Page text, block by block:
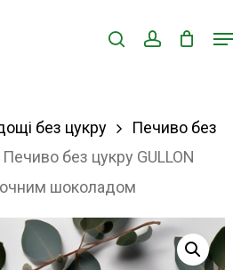
searchaccount
без цукру
Печиво без
без цукру GULLON
шоколадом